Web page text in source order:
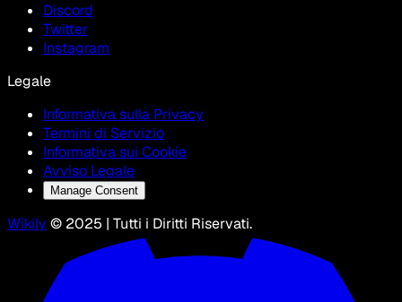
Discord
Twitter
Instagram
Legale
Informativa sulla Privacy
Termini di Servizio
Informativa sui Cookie
Avviso Legale
Manage Consent
Wikily © 2025 | Tutti i Diritti Riservati.